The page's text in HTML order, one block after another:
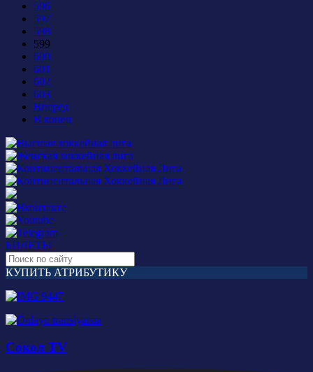
596
597
598
599
600
601
602
603
Вперед
В конец
БИЛЕТЫ
КУПИТЬ АТРИБУТИКУ
Сокол TV